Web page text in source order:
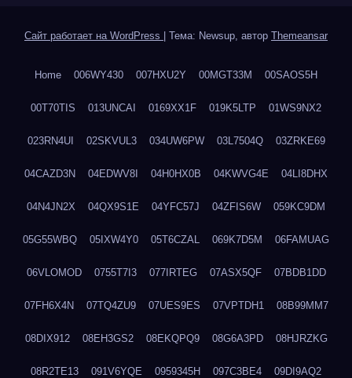
Сайт работает на WordPress Тема: Newsup, автор Themeansar
Home 006WY430 007HXU2Y 00MGT33M 00SAOS5H
00T70TIS 013UNCAI 0169XX1F 019K5LTP 01WS9NX2
023RN4UI 02SKVUL3 034UW6PW 03L7504Q 03ZRKE69
04CAZD3N 04EDWV8I 04H0HX0B 04KWVG4E 04LI8DHX
04N4JN2X 04QX9S1E 04YFC57J 04ZFIS6W 059KC9DM
05G55WBQ 05IXW4Y0 05T6CZAL 069K7D5M 06FAMUAG
06VLOMOD 0755T7I3 077IRTEG 07ASX5QF 07BDB1DD
07FH6X4N 07TQ4ZU9 07UES9ES 07VPTDH1 08B99MM7
08DIX912 08EH3GS2 08EKQPQ9 08G6A3PD 08HJRZKG
08R2TE13 091V6YQE 0959345H 097C3BE4 09DI9AQ2